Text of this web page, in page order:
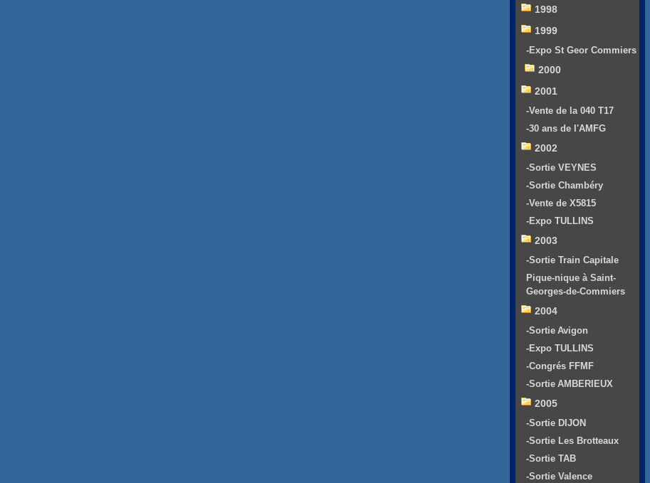
1998
1999
-Expo St Geor Commiers
2000
2001
-Vente de la 040 T17
-30 ans de l'AMFG
2002
-Sortie VEYNES
-Sortie Chambéry
-Vente de X5815
-Expo TULLINS
2003
-Sortie Train Capitale
Pique-nique à Saint-
Georges-de-Commiers
2004
-Sortie Avigon
-Expo TULLINS
-Congrés FFMF
-Sortie AMBERIEUX
2005
-Sortie DIJON
-Sortie Les Brotteaux
-Sortie TAB
-Sortie Valence